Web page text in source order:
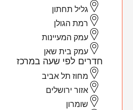
גליל תחתון
רמת הגולן
עמק המעיינות
עמק בית שאן
חדרים לפי שעה במרכז
מחוז תל אביב
אזור ירושלים
שומרון